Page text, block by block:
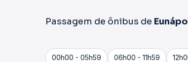
Passagem de ônibus de
00h00 - 05h59 06h00 - 11h59